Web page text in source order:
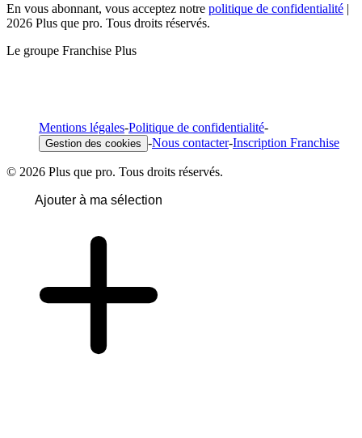
En vous abonnant, vous acceptez notre politique de confidentialité |
2026 Plus que pro. Tous droits réservés.
Le groupe Franchise Plus
Mentions légales-Politique de confidentialité-
Gestion des cookies -Nous contacter-Inscription Franchise
© 2026 Plus que pro. Tous droits réservés.
Ajouter à ma sélection